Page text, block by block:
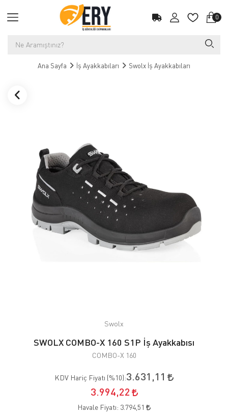
0
Ana Sayfa İş Ayakkabıları Swolx İş Ayakkabıları
Swolx
SWOLX COMBO-X 160 S1P İş Ayakkabısı
COMBO-X 160
KDV Hariç Fiyatı (%10):3.631,11
3.994,22
Havale Fiyatı: 3.794,51